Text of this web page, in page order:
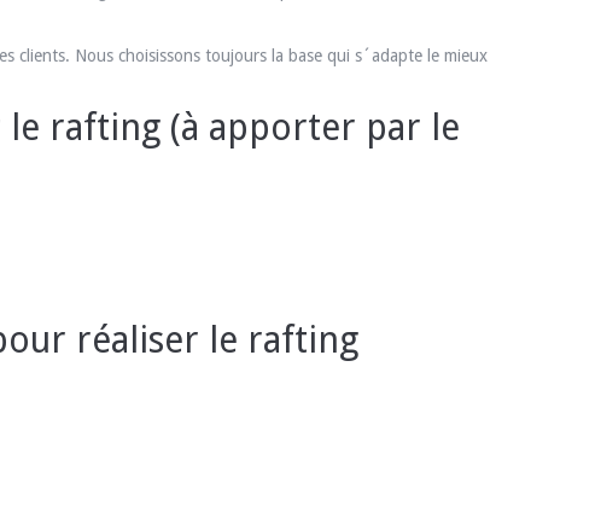
clients. Nous choisissons toujours la base qui s´adapte le mieux
rafting (à apporter par le
réaliser le rafting